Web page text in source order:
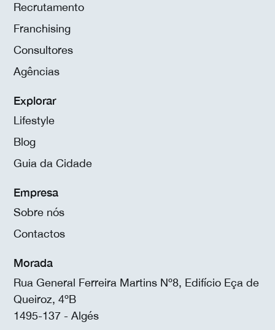
Recrutamento
Franchising
Consultores
Agências
Explorar
Lifestyle
Blog
Guia da Cidade
Empresa
Sobre nós
Contactos
Morada
Rua General Ferreira Martins Nº8, Edifício Eça de
Queiroz, 4ºB
1495-137 - Algés